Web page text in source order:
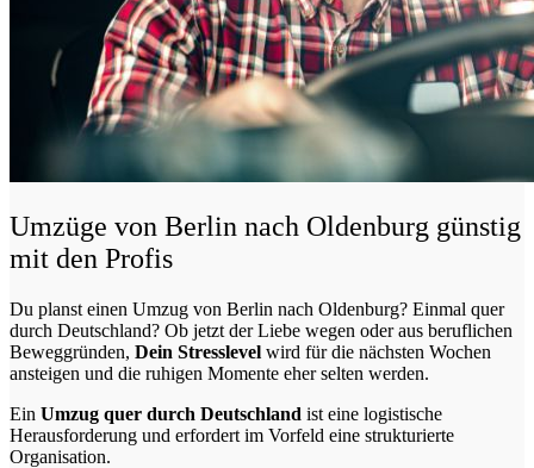
Umzüge von Berlin nach Oldenburg günstig
mit den Profis
Du planst einen Umzug von Berlin nach Oldenburg? Einmal quer
durch Deutschland? Ob jetzt der Liebe wegen oder aus beruflichen
Beweggründen, Dein Stresslevel wird für die nächsten Wochen
ansteigen und die ruhigen Momente eher selten werden.
Ein Umzug quer durch Deutschland ist eine logistische
Herausforderung und erfordert im Vorfeld eine strukturierte
Organisation.